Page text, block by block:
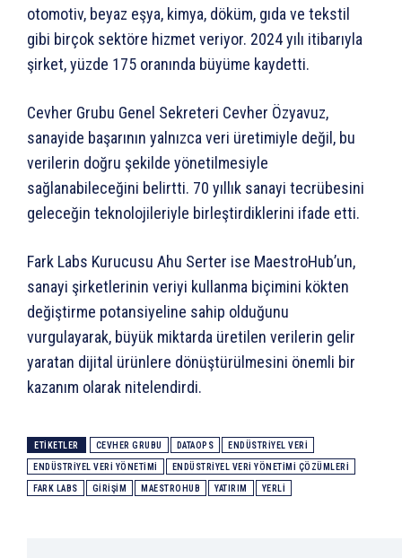
otomotiv, beyaz eşya, kimya, döküm, gıda ve tekstil
gibi birçok sektöre hizmet veriyor. 2024 yılı itibarıyla
şirket, yüzde 175 oranında büyüme kaydetti.
Cevher Grubu Genel Sekreteri Cevher Özyavuz,
sanayide başarının yalnızca veri üretimiyle değil, bu
verilerin doğru şekilde yönetilmesiyle
sağlanabileceğini belirtti. 70 yıllık sanayi tecrübesini
geleceğin teknolojileriyle birleştirdiklerini ifade etti.
Fark Labs Kurucusu Ahu Serter ise MaestroHub’un,
sanayi şirketlerinin veriyi kullanma biçimini kökten
değiştirme potansiyeline sahip olduğunu
vurgulayarak, büyük miktarda üretilen verilerin gelir
yaratan dijital ürünlere dönüştürülmesini önemli bir
kazanım olarak nitelendirdi.
ETIKETLER CEVHER GRUBU DATAOPS ENDÜSTRIYEL VERI
ENDÜSTRIYEL VERI YÖNETIMI ENDÜSTRIYEL VERI YÖNETIMI ÇÖZÜMLERI
FARK LABS GIRIŞIM MAESTROHUB YATIRIM YERLI